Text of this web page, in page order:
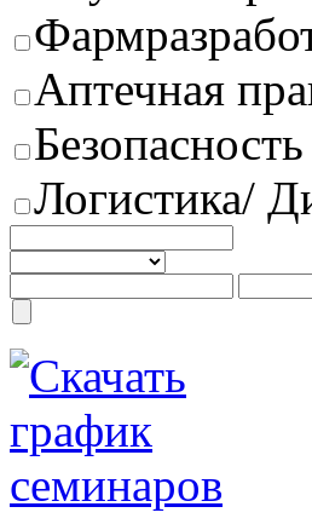
Аптечная
Логистика/